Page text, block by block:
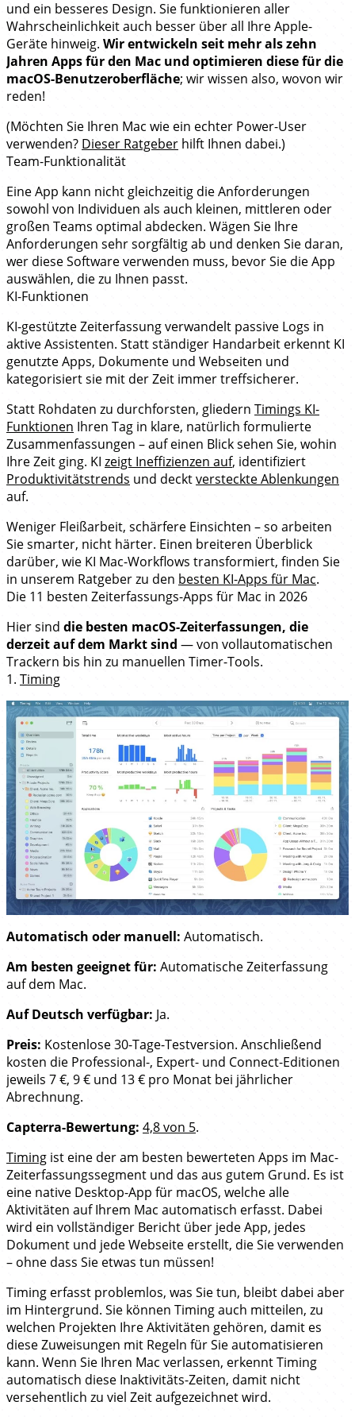
und ein besseres Design. Sie funktionieren aller
Wahrscheinlichkeit auch besser über all Ihre Apple-
Geräte hinweig. Wir entwickeln seit mehr als zehn
Jahren Apps für den Mac und optimieren diese für die
macOS-Benutzeroberfläche; wir wissen also, wovon wir
reden!
(Möchten Sie Ihren Mac wie ein echter Power-User
verwenden? Dieser Ratgeber hilft Ihnen dabei.)
Team-Funktionalität
Eine App kann nicht gleichzeitig die Anforderungen
sowohl von Individuen als auch kleinen, mittleren oder
großen Teams optimal abdecken. Wägen Sie Ihre
Anforderungen sehr sorgfältig ab und denken Sie daran,
wer diese Software verwenden muss, bevor Sie die App
auswählen, die zu Ihnen passt.
KI-Funktionen
KI-gestützte Zeiterfassung verwandelt passive Logs in
aktive Assistenten. Statt ständiger Handarbeit erkennt KI
genutzte Apps, Dokumente und Webseiten und
kategorisiert sie mit der Zeit immer treffsicherer.
Statt Rohdaten zu durchforsten, gliedern Timings KI-
Funktionen Ihren Tag in klare, natürlich formulierte
Zusammenfassungen – auf einen Blick sehen Sie, wohin
Ihre Zeit ging. KI zeigt Ineffizienzen auf, identifiziert
Produktivitätstrends und decktversteckte Ablenkungen
auf.
Weniger Fleißarbeit, schärfere Einsichten – so arbeiten
Sie smarter, nicht härter. Einen breiteren Überblick
darüber, wie KI Mac-Workflows transformiert, finden Sie
in unserem Ratgeber zu den besten KI-Apps für Mac.
Die 11 besten Zeiterfassungs-Apps für Mac in 2026
Hier sind die besten macOS-Zeiterfassungen, die
derzeit auf dem Markt sind — von vollautomatischen
Trackern bis hin zu manuellen Timer-Tools.
1. Timing
Automatisch oder manuell: Automatisch.
Am besten geeignet für: Automatische Zeiterfassung
auf dem Mac.
Auf Deutsch verfügbar: Ja.
Preis: Kostenlose 30-Tage-Testversion. Anschließend
kosten die Professional-, Expert- und Connect-Editionen
jeweils 7 €, 9 € und 13 € pro Monat bei jährlicher
Abrechnung.
Capterra-Bewertung: 4,8 von 5.
Timing ist eine der am besten bewerteten Apps im Mac-
Zeiterfassungssegment und das aus gutem Grund. Es ist
eine native Desktop-App für macOS, welche alle
Aktivitäten auf Ihrem Mac automatisch erfasst. Dabei
wird ein vollständiger Bericht über jede App, jedes
Dokument und jede Webseite erstellt, die Sie verwenden
– ohne dass Sie etwas tun müssen!
Timing erfasst problemlos, was Sie tun, bleibt dabei aber
im Hintergrund. Sie können Timing auch mitteilen, zu
welchen Projekten Ihre Aktivitäten gehören, damit es
diese Zuweisungen mit Regeln für Sie automatisieren
kann. Wenn Sie Ihren Mac verlassen, erkennt Timing
automatisch diese Inaktivitäts-Zeiten, damit nicht
versehentlich zu viel Zeit aufgezeichnet wird.